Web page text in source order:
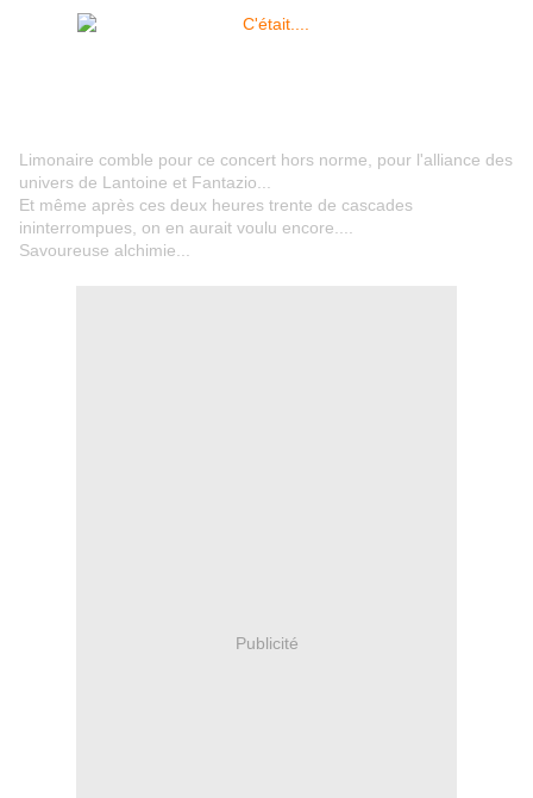
Limonaire comble pour ce concert hors norme, pour l'alliance des
univers de Lantoine et Fantazio...
Et même après ces deux heures trente de cascades
ininterrompues, on en aurait voulu encore....
Savoureuse alchimie...
Publicité